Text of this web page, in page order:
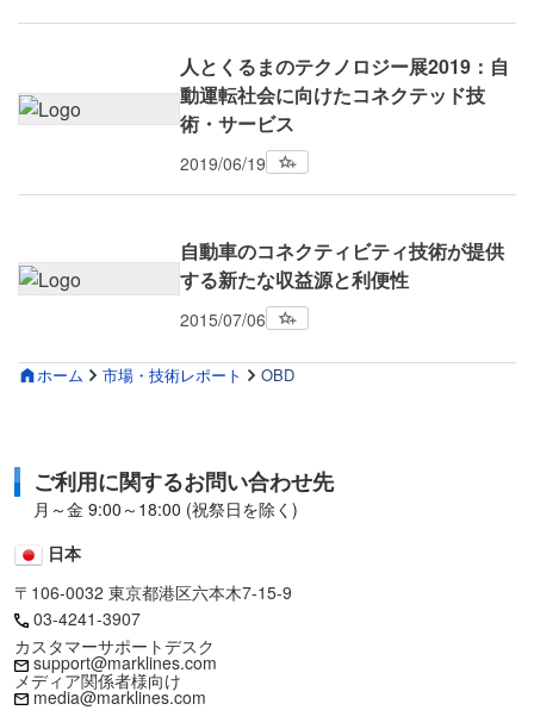
ホーム 市場・技術レポート OBD
人とくるまのテクノロジー展2019：自
動運転社会に向けたコネクテッド技
術・サービス
2019/06/19
自動車のコネクティビティ技術が提供
する新たな収益源と利便性
2015/07/06
ご利用に関するお問い合わせ先
月～金 9:00～18:00 (祝祭日を除く)
日本
〒106-0032 東京都港区六本木7-15-9
03-4241-3907
カスタマーサポートデスク
support@marklines.com
メディア関係者様向け
media@marklines.com